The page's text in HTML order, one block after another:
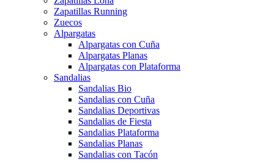
Zapatillas Running
Zuecos
Alpargatas
Alpargatas con Cuña
Alpargatas Planas
Alpargatas con Plataforma
Sandalias
Sandalias Bio
Sandalias con Cuña
Sandalias Deportivas
Sandalias de Fiesta
Sandalias Plataforma
Sandalias Planas
Sandalias con Tacón